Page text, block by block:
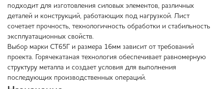
подходит для изготовления силовых элементов, различных
деталей и конструкций, работающих под нагрузкой. Лист
сочетает прочность, технологичность обработки и стабильность
эксплуатационных свойств.
Выбор марки СТ65Г и размера 16мм зависит от требований
проекта. Горячекатаная технология обеспечивает равномерную
структуру металла и создает условия для выполнения
последующих производственных операций.